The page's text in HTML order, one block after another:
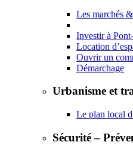
Les marchés
Investir à
Location
Ouvrir un
Démarchage
Urbanisme et
Le plan local
Sécurité –